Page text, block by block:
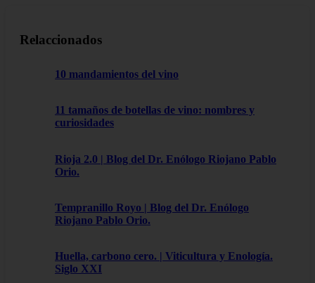
Relaccionados
10 mandamientos del vino
11 tamaños de botellas de vino: nombres y
curiosidades
Rioja 2.0 | Blog del Dr. Enólogo Riojano Pablo
Orio.
Tempranillo Royo | Blog del Dr. Enólogo
Riojano Pablo Orio.
Huella, carbono cero. | Viticultura y Enología.
Siglo XXI